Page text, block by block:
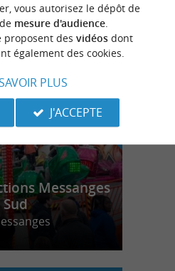
n
o
t
r
e
c
o
u
p
d
e
c
o
e
u
r
Messanges
Sud
vous autorisez le dépôt de
mesure d'audience.
proposent des vidéosdont
également des cookies.
PLUS
J'ACCEPTE